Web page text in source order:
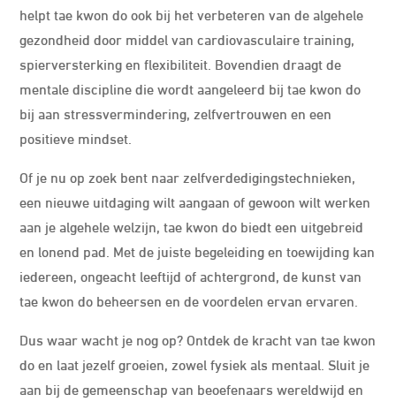
helpt tae kwon do ook bij het verbeteren van de algehele
gezondheid door middel van cardiovasculaire training,
spierversterking en flexibiliteit. Bovendien draagt ​​de
mentale discipline die wordt aangeleerd bij tae kwon do
bij aan stressvermindering, zelfvertrouwen en een
positieve mindset.
Of je nu op zoek bent naar zelfverdedigingstechnieken,
een nieuwe uitdaging wilt aangaan of gewoon wilt werken
aan je algehele welzijn, tae kwon do biedt een uitgebreid
en lonend pad. Met de juiste begeleiding en toewijding kan
iedereen, ongeacht leeftijd of achtergrond, de kunst van
tae kwon do beheersen en de voordelen ervan ervaren.
Dus waar wacht je nog op? Ontdek de kracht van tae kwon
do en laat jezelf groeien, zowel fysiek als mentaal. Sluit je
aan bij de gemeenschap van beoefenaars wereldwijd en